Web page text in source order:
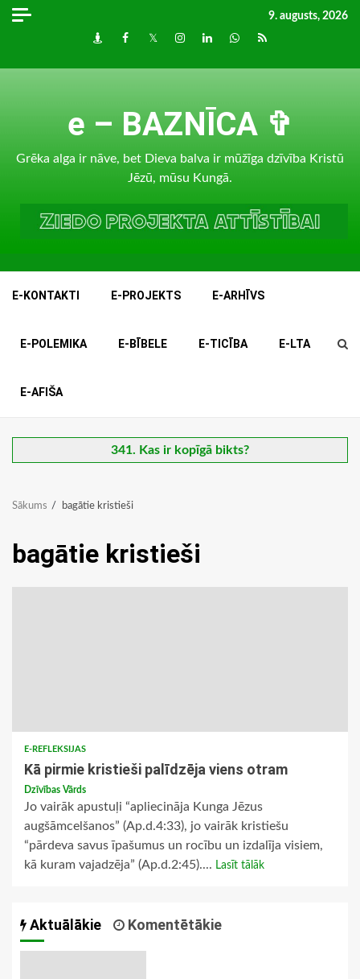
Skip
9. augusts, 2026
DraugiemFacebook
TwitterInstagram
LinkedInwhatsapp
RSS
e – BAZNĪCA ✞
Grēka alga ir nāve, bet Dieva balva ir mūžīga dzīvība Kristū
Jēzū, mūsu Kungā.
E-KONTAKTI E-PROJEKTS E-ARHĪVS
E-POLEMIKA E-BĪBELE E-TICĪBA E-LTA
E-AFIŠA
341. Kas ir kopīgā bikts?
Sākums bagātie kristieši
bagātie kristieši
E-REFLEKSIJAS
Kā pirmie kristieši palīdzēja viens otram
Dzīvības Vārds
Jo vairāk apustuļi “apliecināja Kunga Jēzus
augšāmcelšanos” (Ap.d.4:33), jo vairāk kristiešu
“pārdeva savus īpašumus un rocību un izdalīja visiem,
kā kuram vajadzēja” (Ap.d.2:45).... Lasīt tālāk
Aktuālākie Komentētākie